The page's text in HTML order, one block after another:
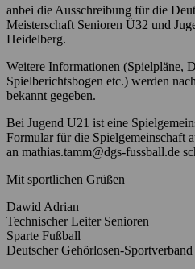
anbei die Ausschreibung für die
Meisterschaft Senioren Ü32 und
Heidelberg.
Weitere Informationen (Spielpläne,
Spielberichtsbogen etc.) werden
bekannt gegeben.
Bei Jugend U21 ist eine
Formular für die Spielgemeinschaft
an mathias.tamm@dgs-fussball.de
Mit sportlichen Grüßen
Dawid Adrian
Technischer Leiter Senioren
Sparte Fußball
Deutscher Gehörlosen-Sportverband